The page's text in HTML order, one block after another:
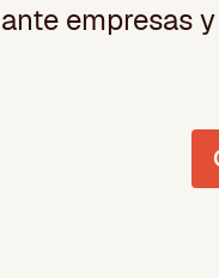
empresas